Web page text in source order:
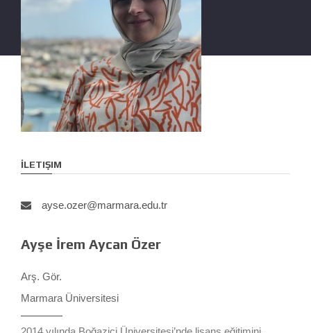
İLETIŞIM
ayse.ozer@marmara.edu.tr
Ayşe İrem Aycan Özer
Arş. Gör.
Marmara Üniversitesi